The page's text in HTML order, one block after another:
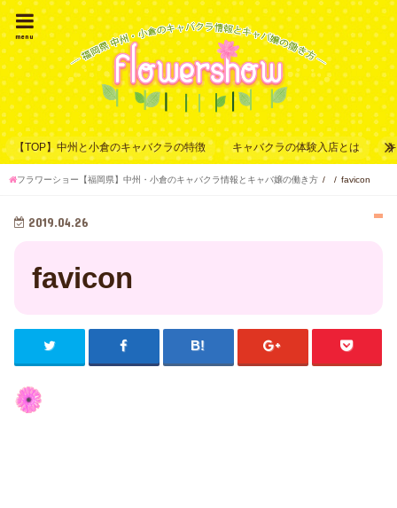
menu
【TOP】中州と小倉のキャバクラの特徴 キャバクラの体験入店とは
フラワーショー【福岡県】中州・小倉のキャバクラ情報とキャバ嬢の働き方 favicon
2019.04.26
favicon